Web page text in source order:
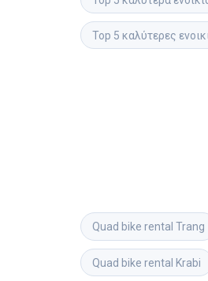
Top 5 καλύτερες
Quad bike rental Trang
Quad bike rental Krabi